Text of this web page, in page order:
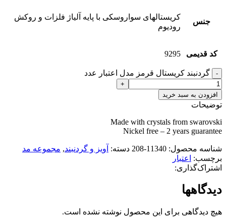
جنس
کریستالهای سواروسکی با پایه آلیاژ فلزات و روکش
رودیوم
کد قدیمی 9295
گردنبند کریستال قرمز مدل اعتبار عدد
افزودن به سبد خرید
توضیحات
Made with crystals from swarovski
Nickel free – 2 years guarantee
شناسه محصول: 11340-208 دسته: آویز و گردنبند, مجموعه مد
برچسب:
اعتبار
اشتراک‌گذاری:
دیدگاهها
هیچ دیدگاهی برای این محصول نوشته نشده است.